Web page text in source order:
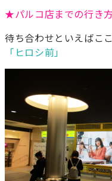
★パルコ店までの行き
待ち合わせといえばこ
「ヒロシ前」